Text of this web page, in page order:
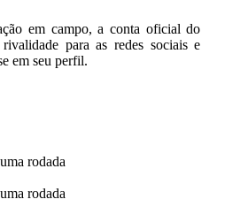
em campo, a conta oficial do
para as redes sociais e
em seu perfil.
rodada
rodada